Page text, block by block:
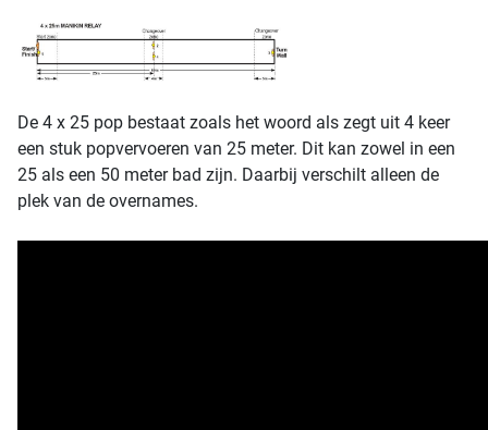
De 4 x 25 pop bestaat zoals het woord als zegt uit 4 keer
een stuk popvervoeren van 25 meter. Dit kan zowel in een
25 als een 50 meter bad zijn. Daarbij verschilt alleen de
plek van de overnames.